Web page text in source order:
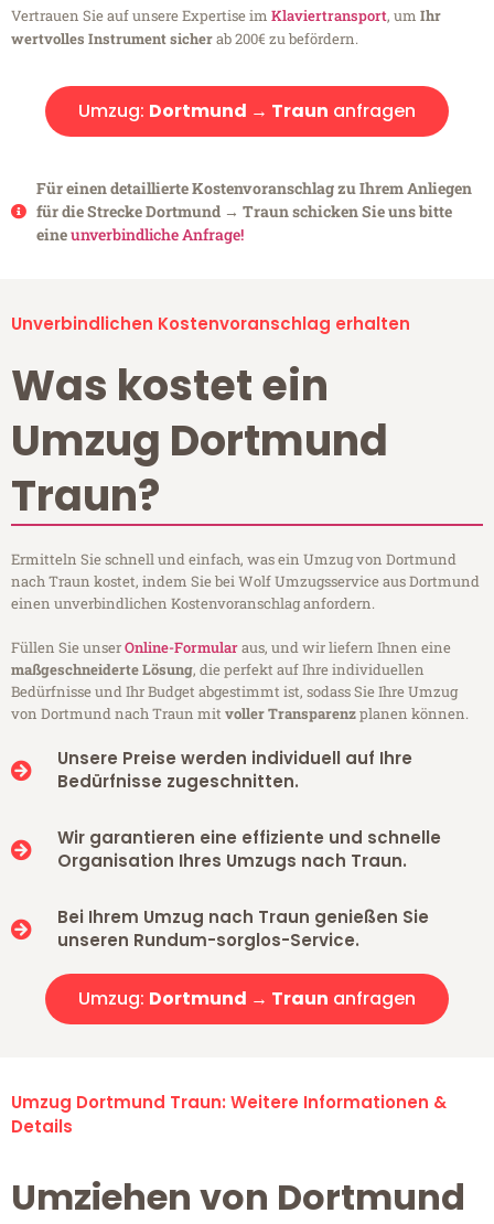
Vertrauen Sie auf unsere Expertise im Klaviertransport, um Ihr
wertvolles Instrument sicherab 200€ zu befördern.
Umzug: Dortmund → Traun anfragen
Für einen detaillierte Kostenvoranschlag zu Ihrem Anliegen
für die Strecke Dortmund → Traun schicken Sie uns bitte
eineunverbindliche Anfrage!
Unverbindlichen Kostenvoranschlag erhalten
Was kostet ein
Umzug Dortmund
Traun?
Ermitteln Sie schnell und einfach, was ein Umzug von Dortmund
nach Traun kostet, indem Sie bei Wolf Umzugsservice aus Dortmund
einen unverbindlichen Kostenvoranschlag anfordern.
Füllen Sie unserOnline-Formularaus, und wir liefern Ihnen eine
maßgeschneiderte Lösung, die perfekt auf Ihre individuellen
Bedürfnisse und Ihr Budget abgestimmt ist, sodass Sie Ihre Umzug
von Dortmund nach Traun mitvoller Transparenzplanen können.
Unsere Preise werden individuell auf Ihre
Bedürfnisse zugeschnitten.
Wir garantieren eine effiziente und schnelle
Organisation Ihres Umzugs nach Traun.
Bei Ihrem Umzug nach Traun genießen Sie
unseren Rundum-sorglos-Service.
Umzug: Dortmund → Traun anfragen
Umzug Dortmund Traun: Weitere Informationen &
Details
Umziehen von Dortmund